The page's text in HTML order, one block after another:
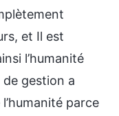
et Il est
l’humanité
de gestion a
parce